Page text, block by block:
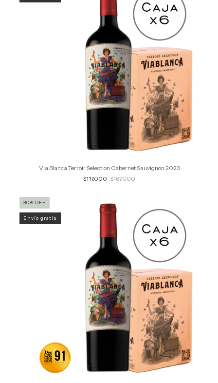
Via Blanca Terroir Selection Cabernet Sauvignon 2023
$117.000 $167.000
30% OFF
Envío gratis